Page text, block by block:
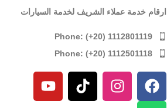
ارقام خدمة عملاء الشريف لخدمة السيارات
Phone: (+20) 1112801119
Phone: (+20) 1112501118